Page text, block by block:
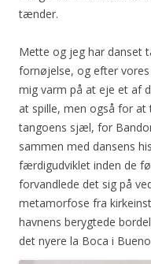
tænder.
Mette og jeg har danset
fornøjelse, og efter
mig varm på at eje et af
at spille, men også for
tangoens sjæl, for
sammen med dansens
færdigudviklet inden de
forvandlede det sig på
metamorfose fra
havnens berygtede
det nyere la Boca i